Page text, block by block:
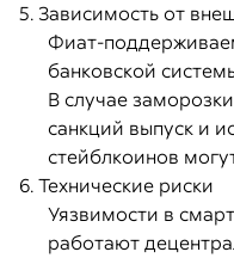
5. Зависимость от
Фиат-
банковской
В случае
санкций выпуск и
стейблкоинов
6. Технические риски
Уязвимости в
работают